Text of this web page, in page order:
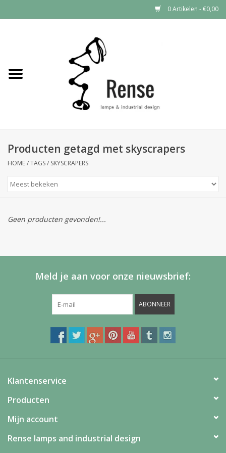
0 Artikelen - €0,00
Industrial lamps
Producten getagd met skyscrapers
HOME/TAGS/ SKYSCRAPERS
Geen producten gevonden!...
Meld je aan voor onze nieuwsbrief:
ABONNEER
Klantenservice
Producten
Mijn account
Rense lamps and industrial design